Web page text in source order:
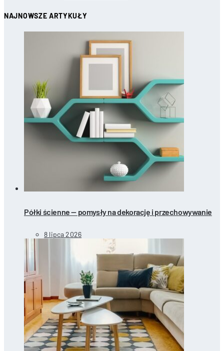
NAJNOWSZE ARTYKUŁY
Półki ścienne — pomysły na dekorację i przechowywanie
8 lipca 2026